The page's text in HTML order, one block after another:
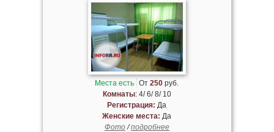
Места есть От250 руб.
Комнаты: 4/ 6/ 8/ 10
Регистрация: Да
Женские места: Да
Фото/подробнее